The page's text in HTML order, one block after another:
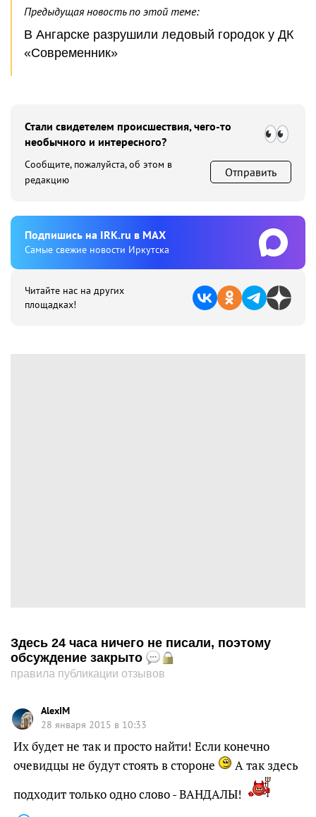
Предыдущая новость по этой теме:
В Ангарске разрушили ледовый городок у ДК
«Современник»
Стали свидетелем происшествия, чего-то
необычного и интересного?
Сообщите, пожалуйста, об этом в
редакцию
Отправить
Подпишиcь на IRK.ru в MAX
Cамые свежие новости Иркутска
Читайте нас на других
площадках!
Здесь 24 часа ничего не писали, поэтому
обсуждение закрыто
правила публикации отзывов
AlexIM
28 января 2015 в 10:33
Их будет не так и просто найти! Если конечно
очевидцы не будут стоять в стороне
А так здесь
подходит только одно слово - ВАНДАЛЫ!